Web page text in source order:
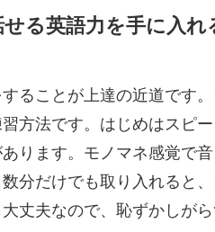
る英語力を手に入れ
ることが上達の近道です
方法です。はじめはスピー
ります。モノマネ感覚で音
分だけでも取り入れると
丈夫なので、恥ずかしが